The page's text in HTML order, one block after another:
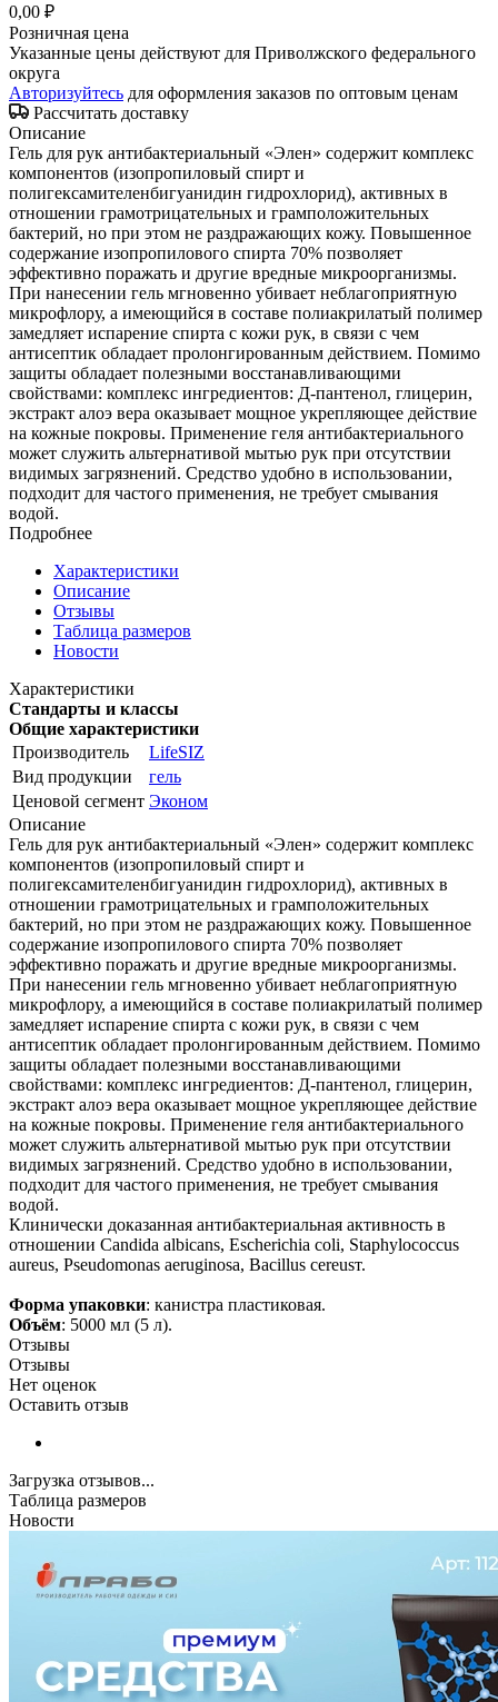
0,00 ₽
Розничная цена
Указанные цены действуют для Приволжского федерального
округа
Авторизуйтесь для оформления заказов по оптовым ценам
Рассчитать доставку
Описание
Гель для рук антибактериальный «Элен» содержит комплекс
компонентов (изопропиловый спирт и
полигексамителенбигуанидин гидрохлорид), активных в
отношении грамотрицательных и грамположительных
бактерий, но при этом не раздражающих кожу. Повышенное
содержание изопропилового спирта 70% позволяет
эффективно поражать и другие вредные микроорганизмы.
При нанесении гель мгновенно убивает неблагоприятную
микрофлору, а имеющийся в составе полиакрилатый полимер
замедляет испарение спирта с кожи рук, в связи с чем
антисептик обладает пролонгированным действием. Помимо
защиты обладает полезными восстанавливающими
свойствами: комплекс ингредиентов: Д-пантенол, глицерин,
экстракт алоэ вера оказывает мощное укрепляющее действие
на кожные покровы. Применение геля антибактериального
может служить альтернативой мытью рук при отсутствии
видимых загрязнений. Средство удобно в использовании,
подходит для частого применения, не требует смывания
водой.
Подробнее
Характеристики
Описание
Отзывы
Таблица размеров
Новости
Характеристики
Стандарты и классы
Общие характеристики
Производитель
LifeSIZ
Вид продукции
гель
Ценовой сегмент Эконом
Описание
Гель для рук антибактериальный «Элен» содержит комплекс
компонентов (изопропиловый спирт и
полигексамителенбигуанидин гидрохлорид), активных в
отношении грамотрицательных и грамположительных
бактерий, но при этом не раздражающих кожу. Повышенное
содержание изопропилового спирта 70% позволяет
эффективно поражать и другие вредные микроорганизмы.
При нанесении гель мгновенно убивает неблагоприятную
микрофлору, а имеющийся в составе полиакрилатый полимер
замедляет испарение спирта с кожи рук, в связи с чем
антисептик обладает пролонгированным действием. Помимо
защиты обладает полезными восстанавливающими
свойствами: комплекс ингредиентов: Д-пантенол, глицерин,
экстракт алоэ вера оказывает мощное укрепляющее действие
на кожные покровы. Применение геля антибактериального
может служить альтернативой мытью рук при отсутствии
видимых загрязнений. Средство удобно в использовании,
подходит для частого применения, не требует смывания
водой.
Клинически доказанная антибактериальная активность в
отношении Candida albicans, Escherichia coli, Staphylococcus
aureus, Pseudomonas aeruginosа, Bacillus cereusт.
Форма упаковки: канистра пластиковая.
Объём: 5000 мл (5 л).
Отзывы
Отзывы
Нет оценок
Оставить отзыв
Загрузка отзывов...
Таблица размеров
Новости